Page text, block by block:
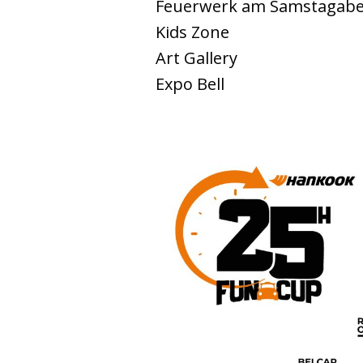
Feuerwerk am
Kids Zone
Art Gallery
Expo Bell